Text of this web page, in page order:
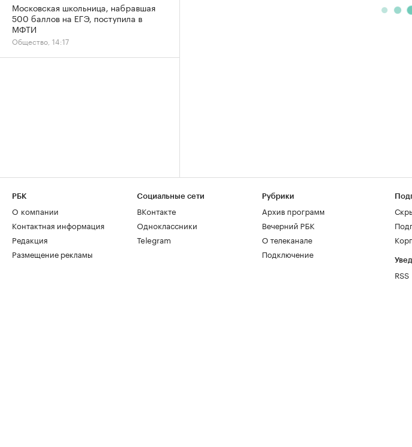
Московская школьница, набравшая
500 баллов на ЕГЭ, поступила в
МФТИ
Общество, 14:17
РБК
О компании
Контактная информация
Редакция
Размещение рекламы
Социальные сети
ВКонтакте
Одноклассники
Telegram
Рубрики
Архив программ
Вечерний РБК
О телеканале
Подключение
RSS